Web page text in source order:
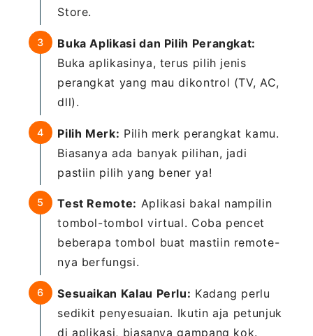
Store.
Buka Aplikasi dan Pilih Perangkat:
Buka aplikasinya, terus pilih jenis
perangkat yang mau dikontrol (TV, AC,
dll).
Pilih Merk: Pilih merk perangkat kamu.
Biasanya ada banyak pilihan, jadi
pastiin pilih yang bener ya!
Test Remote: Aplikasi bakal nampilin
tombol-tombol virtual. Coba pencet
beberapa tombol buat mastiin remote-
nya berfungsi.
Sesuaikan Kalau Perlu: Kadang perlu
sedikit penyesuaian. Ikutin aja petunjuk
di aplikasi, biasanya gampang kok.